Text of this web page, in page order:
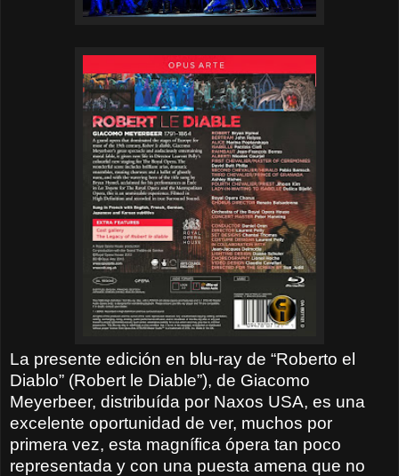
La presente edición en blu-ray de “Roberto el
Diablo” (Robert le Diable”), de Giacomo
Meyerbeer, distribuída por Naxos USA, es una
excelente oportunidad de ver, muchos por
primera vez, esta magnífica ópera tan poco
representada y con una puesta amena que no